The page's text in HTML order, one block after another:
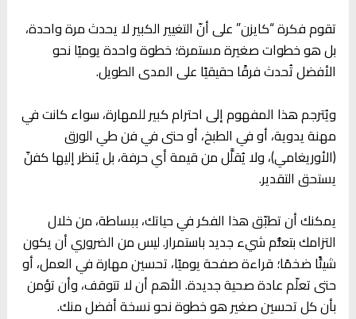
تقوم فكرة “كايزن” على أنّ التغيير الكبير لا يحدث مرة واحدة،
بل هو خطوات صغيرة مستمرة؛ خطوة واحدة يوميًا نحو
الأفضل تُحدث فرقًا حقيقيًا على المدى الطويل.
ويُترجم هذا المفهوم إلى احترام كبير للمهارة، سواء كانت في
مهنة يدوية، أو في الطبخ، أو حتى في فن طي الورق
(الأوريغامي)، ولا يُقلَّل من قيمة أي حرفة، بل يُنظر إليها كفنّ
يستحق التقدير.
يمكنك أن تطبّق هذا الفكر في حياتك، ببساطة، من خلال
التزامك بتعلُّم شيء جديد باستمرار. ليس من الضروري أن يكون
شيئًا ضخمًا؛ قراءة صفحة يوميًا، تحسين مهارة في العمل، أو
حتى تعلّم عادة صحية جديدة. الأهم أن لا تتوقف، وأن تؤمن
بأن كل تحسين صغير هو خطوة نحو نسخة أفضل منك.